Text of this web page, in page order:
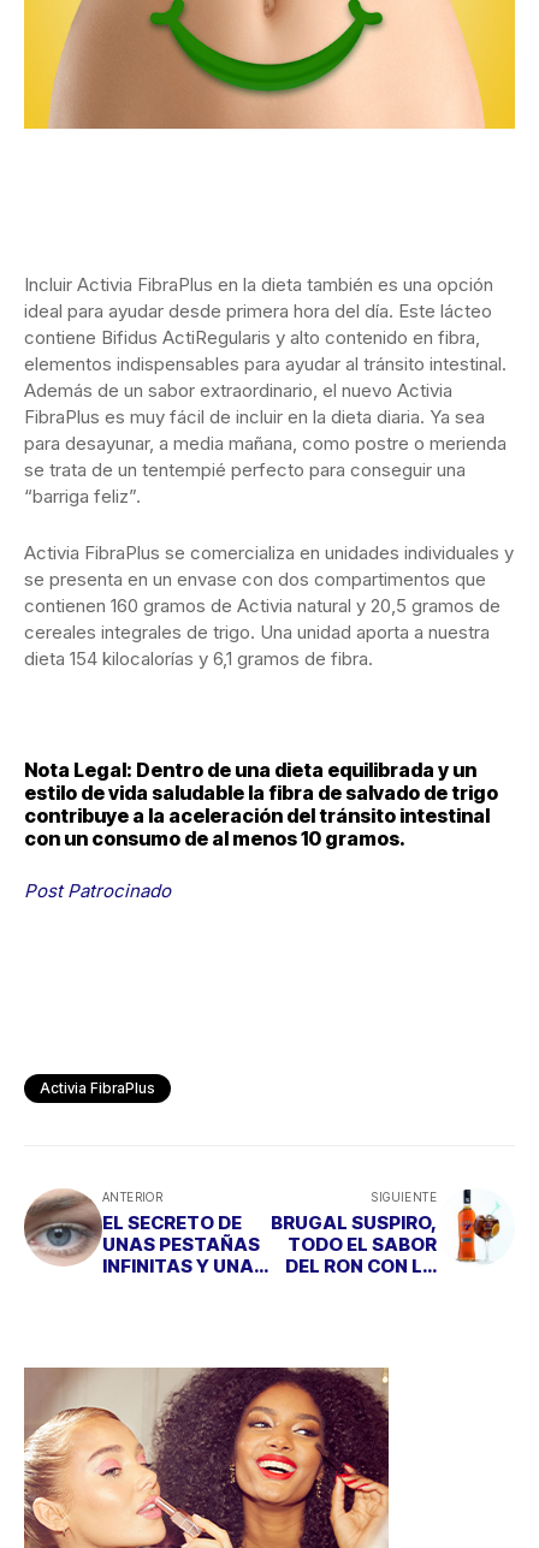
Incluir Activia FibraPlus en la dieta también es una opción
ideal para ayudar desde primera hora del día. Este lácteo
contiene Bifidus ActiRegularis y alto contenido en fibra,
elementos indispensables para ayudar al tránsito intestinal.
Además de un sabor extraordinario, el nuevo Activia
FibraPlus es muy fácil de incluir en la dieta diaria. Ya sea
para desayunar, a media mañana, como postre o merienda
se trata de un tentempié perfecto para conseguir una
“barriga feliz”.
Activia FibraPlus se comercializa en unidades individuales y
se presenta en un envase con dos compartimentos que
contienen 160 gramos de Activia natural y 20,5 gramos de
cereales integrales de trigo. Una unidad aporta a nuestra
dieta 154 kilocalorías y 6,1 gramos de fibra.
Nota Legal: Dentro de una dieta equilibrada y un
estilo de vida saludable la fibra de salvado de trigo
contribuye a la aceleración del tránsito intestinal
con un consumo de al menos 10 gramos.
Post Patrocinado
Activia FibraPlus
ANTERIOR
EL SECRETO DE
UNAS PESTAÑAS
INFINITAS Y UNAS
SIGUIENTE
BRUGAL SUSPIRO,
TODO EL SABOR
DEL RON CON LA